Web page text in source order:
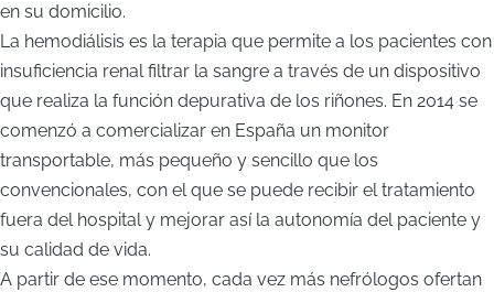
en su domicilio.
La hemodiálisis es la terapia que permite a los pacientes con
insuficiencia renal filtrar la sangre a través de un dispositivo
que realiza la función depurativa de los riñones. En 2014 se
comenzó a comercializar en España un monitor
transportable, más pequeño y sencillo que los
convencionales, con el que se puede recibir el tratamiento
fuera del hospital y mejorar así la autonomía del paciente y
su calidad de vida.
A partir de ese momento, cada vez más nefrólogos ofertan